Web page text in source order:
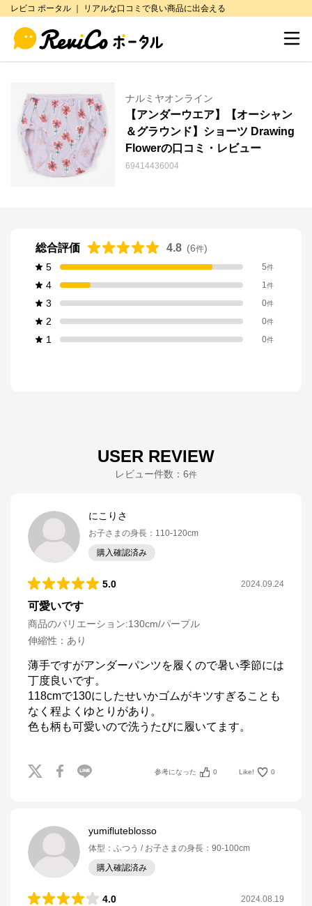
レビコ ポータル ｜ リアルな口コミで良い商品に出会える
ナルミヤオンライン
【アンダーウエア】【オーシャン
＆グラウンド】ショーツ Drawing
Flowerの口コミ・レビュー
69414436004
総合評価 4.8 (6件)
5
5件
4 1件
3 0件
2 0件
1 0件
USER REVIEW
レビュー件数： 6件
にこりさ
お子さまの身長 ： 110-120cm
購入確認済み
5.0 2024.09.24
可愛いです
商品のバリエーション:130cm/パープル
伸縮性 ： あり
薄手ですがアンダーパンツを履くので暑い季節には
丁度良いです。
118cmで130にしたせいかゴムがキツすぎることも
なく程よくゆとりがあり。
色も柄も可愛いので洗うたびに履いてます。
参考になった 0 Like! 0
yumifluteblosso
体型 ： ふつう お子さまの身長 ： 90-100cm
購入確認済み
4.0 2024.08.19